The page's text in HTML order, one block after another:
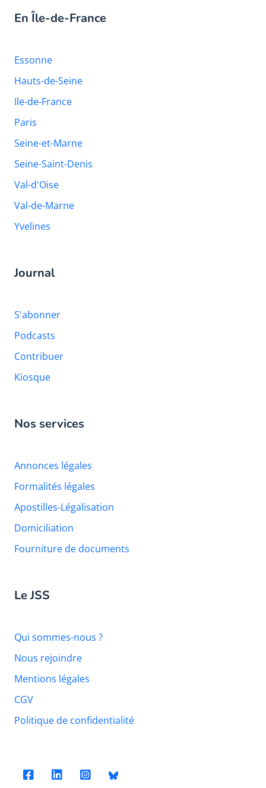
En Île-de-France
Essonne
Hauts-de-Seine
Ile-de-France
Paris
Seine-et-Marne
Seine-Saint-Denis
Val-d'Oise
Val-de-Marne
Yvelines
Journal
S'abonner
Podcasts
Contribuer
Kiosque
Nos services
Annonces légales
Formalités légales
Apostilles-Légalisation
Domiciliation
Fourniture de documents
Le JSS
Qui sommes-nous ?
Nous rejoindre
Mentions légales
CGV
Politique de confidentialité